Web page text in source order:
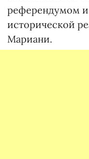
референдумом и
исторической
Мариани.